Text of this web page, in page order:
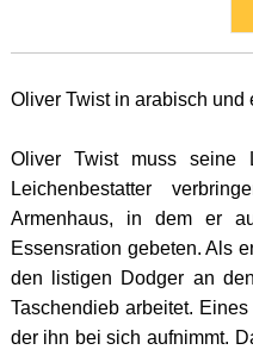
Oliver Twist in arabisch und
Oliver Twist muss seine
Leichenbestatter
Armenhaus, in dem er
Essensration gebeten. Als
den listigen Dodger an
Taschendieb arbeitet.
der ihn bei sich aufnimmt.